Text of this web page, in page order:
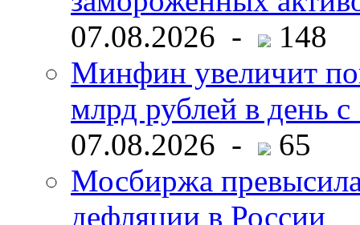
07.08.2026 -
148
Минфин увеличит
млрд рублей в день с
07.08.2026 -
65
Мосбиржа
дефляции в России